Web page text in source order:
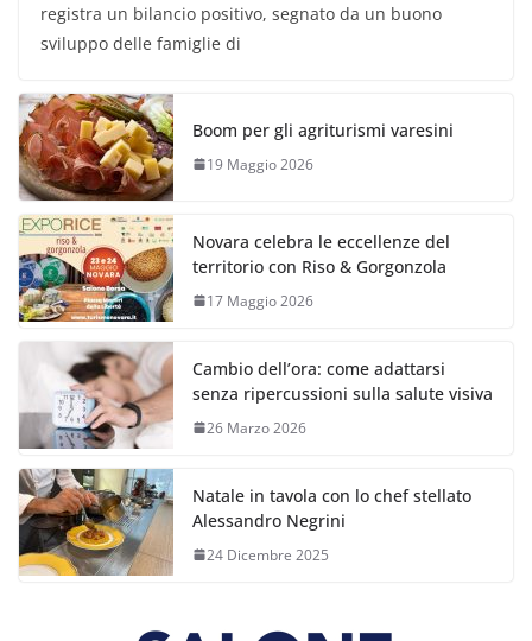
registra un bilancio positivo, segnato da un buono
sviluppo delle famiglie di
Boom per gli agriturismi varesini
19 Maggio 2026
Novara celebra le eccellenze del
territorio con Riso & Gorgonzola
17 Maggio 2026
Cambio dell’ora: come adattarsi
senza ripercussioni sulla salute visiva
26 Marzo 2026
Natale in tavola con lo chef stellato
Alessandro Negrini
24 Dicembre 2025